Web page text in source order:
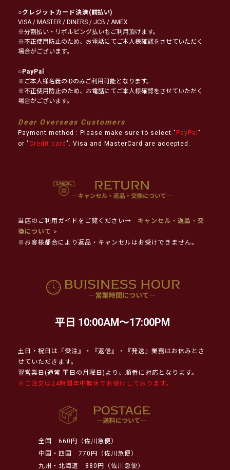
○クレジットカード決済(前払い)
VISA / MASTER / DINERS / JCB / AMEX
※分割払い・リボルビング払いもご利用頂けます。
※不正使用防止のため、お電話にてご本人様確認をさせていただく
場合がございます。
○PayPal
※ご本人様名義のIDのみご利用可能となります。
※不正使用防止のため、お電話にてご本人様確認をさせていただく
場合がございます。
Dear Overseas Customers
Payment method : Please make sure to select " PayPal "
or " Credit card ". Visa and MasterCard are accepted.
当店のご利用ガイドをご覧ください→
キャンセル・返品・交
換について >
※お客様都合により返品・キャンセルはお受けできません。
平日 10:00AM～17:00PM
土日・祝日は『受注』・『返信』・『発送』業務はお休みとさ
せていただきます。
翌営業日(通常 平日の月曜日)より、順番に対応となります。
※ご注文は24時間年中無休でお受けしております。
全国
660円（佐川急便）
中国・四国
770円（佐川急便）
九州・北海道
880円（佐川急便）